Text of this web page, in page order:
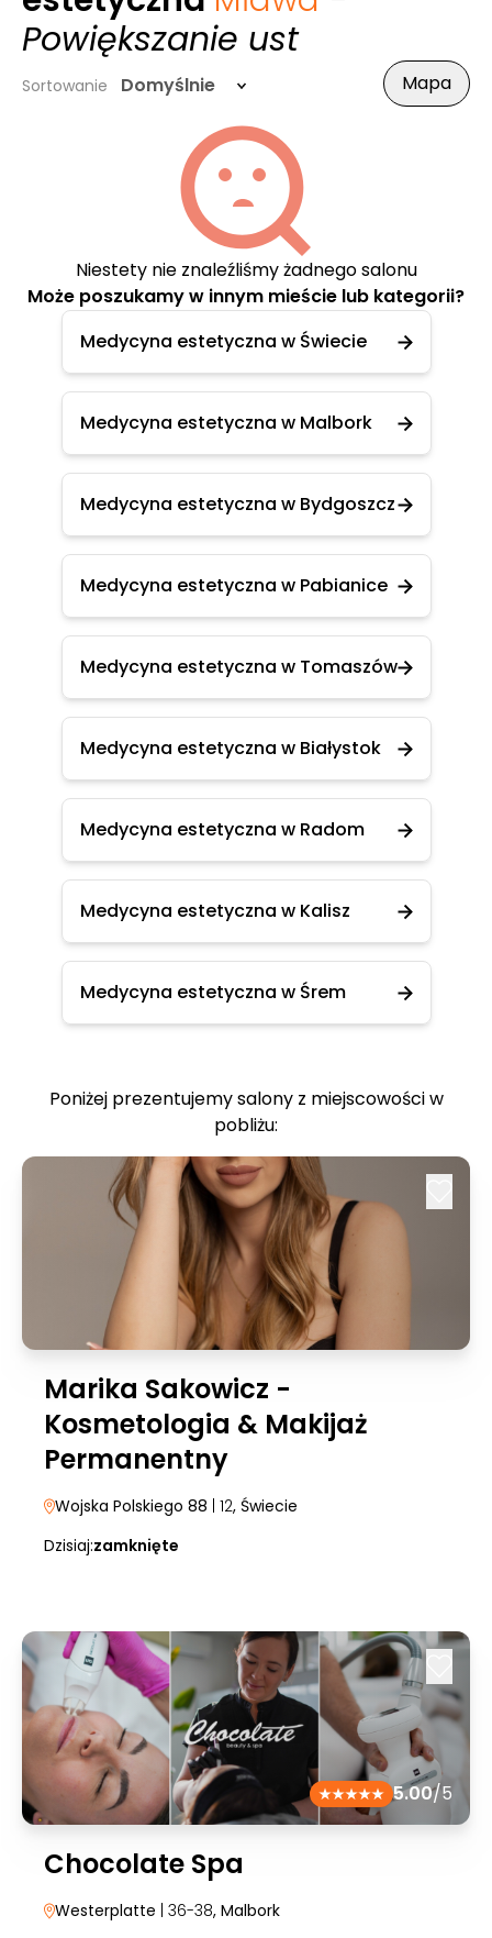
Powiększanie ust
Sortowanie Domyślnie Mapa
Niestety nie znaleźliśmy żadnego salonu
Może poszukamy w innym mieście lub kategorii?
Medycyna estetyczna w Świecie
Medycyna estetyczna w Malbork
Medycyna estetyczna w Bydgoszcz
Medycyna estetyczna w Pabianice
Medycyna estetyczna w Tomaszów
Medycyna estetyczna w Białystok
Medycyna estetyczna w Radom
Medycyna estetyczna w Kalisz
Medycyna estetyczna w Śrem
Poniżej prezentujemy salony z miejscowości w
pobliżu:
Marika Sakowicz -
Kosmetologia & Makijaż
Permanentny
Wojska Polskiego 88 | 12, Świecie
Dzisiaj:zamknięte
5.00/5
Chocolate Spa
Westerplatte | 36-38, Malbork